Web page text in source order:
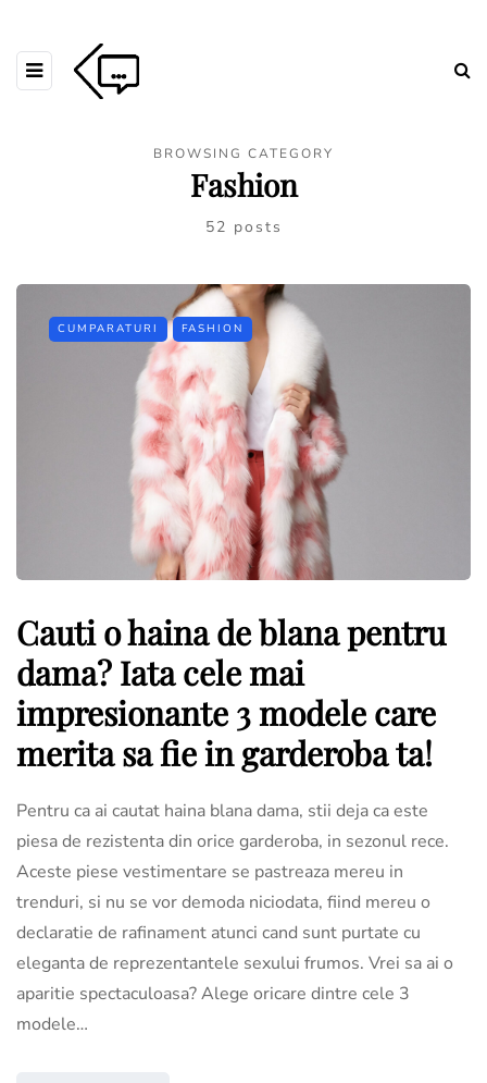
BROWSING CATEGORY
Fashion
52 posts
CUMPARATURI FASHION
Cauti o haina de blana pentru
dama? Iata cele mai
impresionante 3 modele care
merita sa fie in garderoba ta!
Pentru ca ai cautat haina blana dama, stii deja ca este
piesa de rezistenta din orice garderoba, in sezonul rece.
Aceste piese vestimentare se pastreaza mereu in
trenduri, si nu se vor demoda niciodata, fiind mereu o
declaratie de rafinament atunci cand sunt purtate cu
eleganta de reprezentantele sexului frumos. Vrei sa ai o
aparitie spectaculoasa? Alege oricare dintre cele 3
modele…